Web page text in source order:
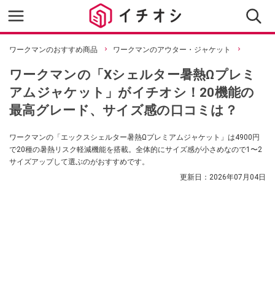
ワークマンのおすすめ商品 ワークマンのアウター・ジャケット
ワークマンの「Xシェルター暑熱Ωプレミ
アムジャケット」がイチオシ！20機能の
最高グレード、サイズ感の口コミは？
ワークマンの「エックスシェルター暑熱Ωプレミアムジャケット」は4900円
で20種の暑熱リスク軽減機能を搭載。全体的にサイズ感が小さめなので1〜2
サイズアップして選ぶのがおすすめです。
更新日： 2026年07月04日